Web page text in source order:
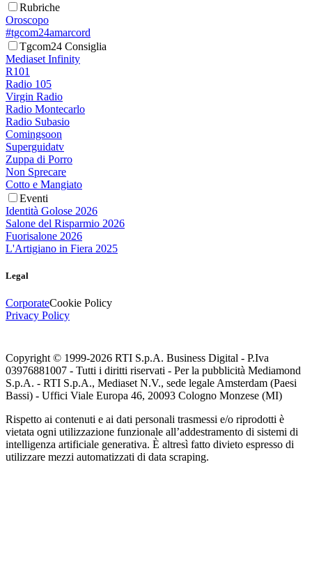
Rubriche
Oroscopo
#tgcom24amarcord
Tgcom24 Consiglia
Mediaset Infinity
R101
Radio 105
Virgin Radio
Radio Montecarlo
Radio Subasio
Comingsoon
Superguidatv
Zuppa di Porro
Non Sprecare
Cotto e Mangiato
Eventi
Identità Golose 2026
Salone del Risparmio 2026
Fuorisalone 2026
L'Artigiano in Fiera 2025
Legal
CorporateCookie Policy
Privacy Policy
Copyright © 1999-2026 RTI S.p.A. Business Digital - P.Iva
03976881007 - Tutti i diritti riservati - Per la pubblicità Mediamond
S.p.A. - RTI S.p.A., Mediaset N.V., sede legale Amsterdam (Paesi
Bassi) - Uffici Viale Europa 46, 20093 Cologno Monzese (MI)
Rispetto ai contenuti e ai dati personali trasmessi e/o riprodotti è
vietata ogni utilizzazione funzionale all’addestramento di sistemi di
intelligenza artificiale generativa. È altresì fatto divieto espresso di
utilizzare mezzi automatizzati di data scraping.